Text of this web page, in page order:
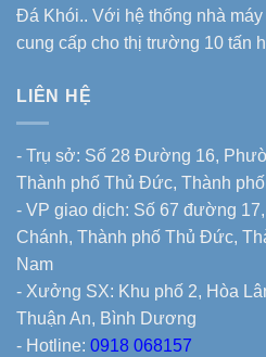
Đá Khói.. Với hệ thống nhà
cung cấp cho thị trường 10 tấn
LIÊN HỆ
- Trụ sở: Số 28 Đường 16,
Thành phố Thủ Đức, Thành
- VP giao dịch: Số 67 đường
Chánh, Thành phố Thủ Đức,
Nam
- Xưởng SX: Khu phố 2, Hòa
Thuận An, Bình Dương
- Hotline: 0918 068157